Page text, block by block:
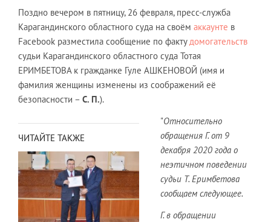
Поздно вечером в пятницу, 26 февраля, пресс-служба
Карагандинского областного суда на своём аккаунте в
Facebook разместила сообщение по факту домогательств
судьи Карагандинского областного суда Тотая
ЕРИМБЕТОВА к гражданке Гуле АШКЕНОВОЙ (имя и
фамилия женщины изменены из соображений её
безопасности – С. П.).
ЧИТАЙТЕ ТАКЖЕ
"Относительно
обращения Г. от 9
декабря 2020 года о
неэтичном поведении
судьи Т. Еримбетова
сообщаем следующее.
Г. в обращении